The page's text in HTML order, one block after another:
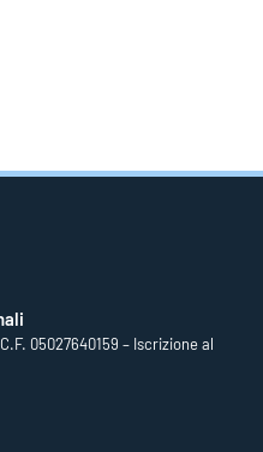
05027640159 – Iscrizione al